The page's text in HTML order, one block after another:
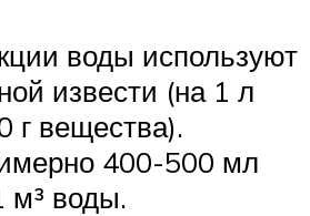
воды используют
извести (на 1 л
г вещества).
400-500 мл
м³ воды.